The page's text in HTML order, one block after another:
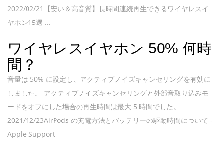
2022/02/21【安い＆高音質】長時間連続再生できるワイヤレスイ
ヤホン15選 ...
ワイヤレスイヤホン 50% 何時
間？
音量は 50% に設定し、アクティブノイズキャンセリングを有効に
しました。 アクティブノイズキャンセリングと外部音取り込みモ
ードをオフにした場合の再生時間は最大 5 時間でした。
2021/12/23AirPods の充電方法とバッテリーの駆動時間について -
Apple Support